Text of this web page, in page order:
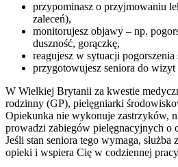
przypominasz o przyjmowaniu
zaleceń),
monitorujesz objawy – np.
duszność, gorączkę,
reagujesz w sytuacji pogorszenia
przygotowujesz seniora do wizyt
W Wielkiej Brytanii za kwestie
rodzinny (GP), pielęgniarki
Opiekunka nie wykonuje zastrzyków,
prowadzi zabiegów pielęgnacyjnych o
Jeśli stan seniora tego wymaga, służba
opieki i wspiera Cię w codziennej